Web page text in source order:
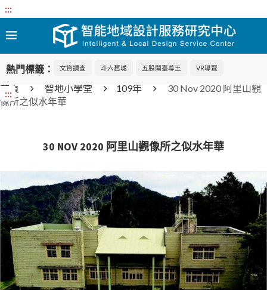
:::
熱門標籤： 文資調查 斗六舊城 五股開臺尊王 VR導覽
:::
首頁 智地小學堂 109年
30 Nov 2020 阿里山觀
像所之似水年華
30 NOV 2020 阿里山觀像所之似水年華